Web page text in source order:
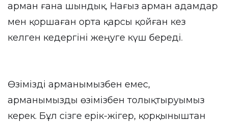
арман ғана шындық. Нағыз арман адамдар
мен қоршаған орта қарсы қойған кез
келген кедергіні жеңуге күш береді.
Өзімізді арманымызбен емес,
арманымызды өзімізбен толықтыруымыз
керек. Бұл сізге ерік-жігер, қорқыныштан